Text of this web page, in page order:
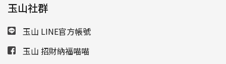
玉山社群
玉山 LINE官方帳號
玉山 招財納福喵喵